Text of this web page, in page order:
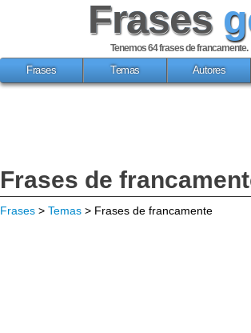
Frases
Tenemos 64frases de francamente.
Frases
Temas Autores
Frases de
Frases > Temas > Frases de francamente